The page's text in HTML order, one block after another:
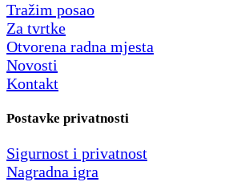
Tražim posao
Za tvrtke
Otvorena radna mjesta
Novosti
Kontakt
Postavke privatnosti
Sigurnost i privatnost
Nagradna igra